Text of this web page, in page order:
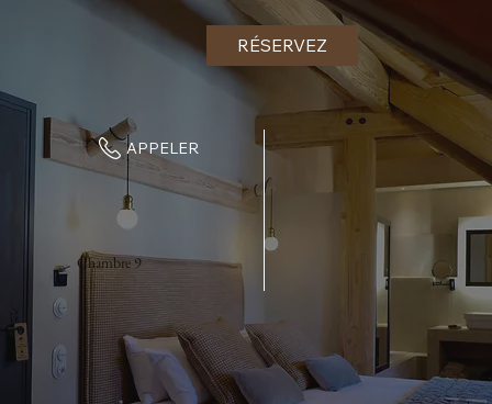
APPELER
RÉSERVEZ
Chambre 9